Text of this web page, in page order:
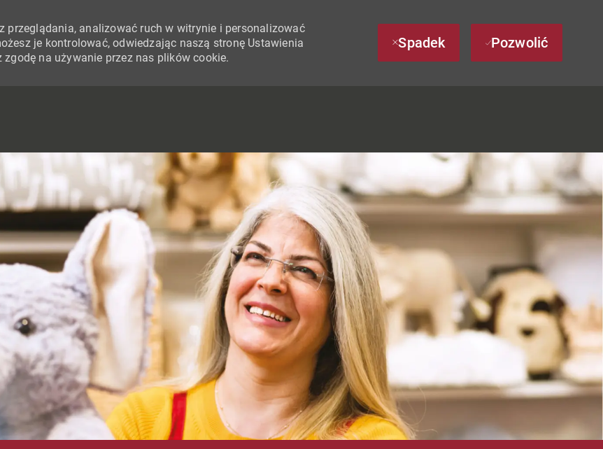
przeglądania, analizować ruch w witrynie i personalizować
je kontrolować, odwiedzając naszą stronę Ustawienia
na używanie przez nas plików cookie.
Spadek Pozwolić